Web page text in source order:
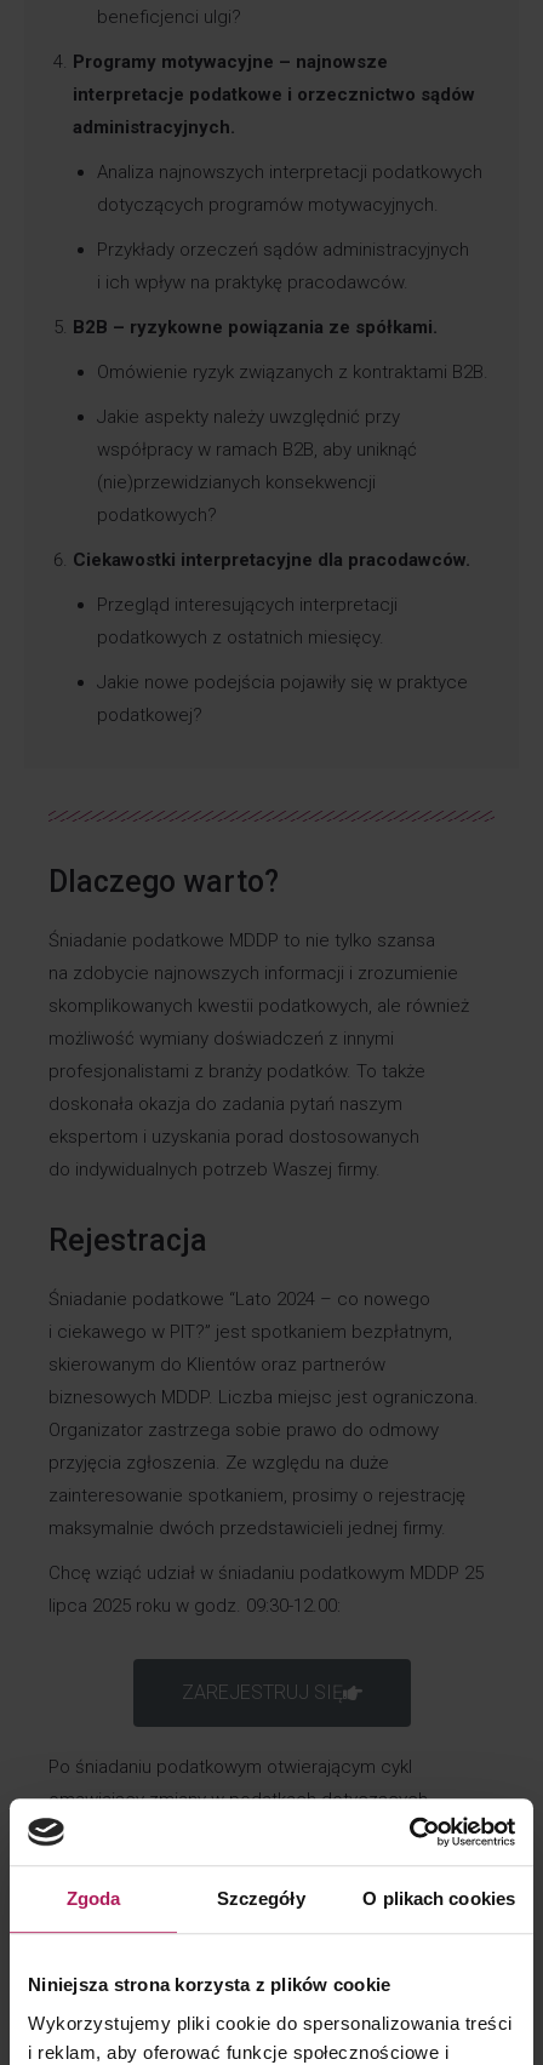
Zgoda Szczegóły O plikach cookies
Niniejsza strona korzysta z plików cookie
Wykorzystujemy pliki cookie do spersonalizowania treści
i reklam, aby oferować funkcje społecznościowe i
beneficjenci ulgi?
Programy motywacyjne – najnowsze
interpretacje podatkowe i orzecznictwo sądów
administracyjnych.
Analiza najnowszych interpretacji podatkowych
dotyczących programów motywacyjnych.
Przykłady orzeczeń sądów administracyjnych
i ich wpływ na praktykę pracodawców.
B2B – ryzykowne powiązania ze spółkami.
Omówienie ryzyk związanych z kontraktami B2B.
Jakie aspekty należy uwzględnić przy
współpracy w ramach B2B, aby uniknąć
(nie)przewidzianych konsekwencji
podatkowych?
Ciekawostki interpretacyjne dla pracodawców.
Przegląd interesujących interpretacji
podatkowych z ostatnich miesięcy.
Jakie nowe podejścia pojawiły się w praktyce
podatkowej?
Dlaczego warto?
Śniadanie podatkowe MDDP to nie tylko szansa
na zdobycie najnowszych informacji i zrozumienie
skomplikowanych kwestii podatkowych, ale również
możliwość wymiany doświadczeń z innymi
profesjonalistami z branży podatków. To także
doskonała okazja do zadania pytań naszym
ekspertom i uzyskania porad dostosowanych
do indywidualnych potrzeb Waszej firmy.
Rejestracja
Śniadanie podatkowe “Lato 2024 – co nowego
i ciekawego w PIT?” jest spotkaniem bezpłatnym,
skierowanym do Klientów oraz partnerów
biznesowych MDDP. Liczba miejsc jest ograniczona.
Organizator zastrzega sobie prawo do odmowy
przyjęcia zgłoszenia. Ze względu na duże
zainteresowanie spotkaniem, prosimy o rejestrację
maksymalnie dwóch przedstawicieli jednej firmy.
Chcę wziąć udział w śniadaniu podatkowym MDDP 25
lipca 2025 roku w godz. 09:30-12.00:
ZAREJESTRUJ SIĘ
Po śniadaniu podatkowym otwierającym cykl
omawiający zmiany w podatkach dotyczących
zatrudnienia, zapraszamy do udziału w webinarach
tematycznych skupionych wokół bardziej
szczegółowych, wybranych zagadnień.
Spotkanie poprowadzą